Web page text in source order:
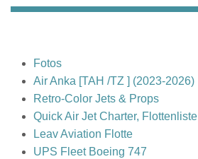
Fotos
Air Anka [TAH /TZ ] (2023-2026)
Retro-Color Jets & Props
Quick Air Jet Charter, Flottenliste
Leav Aviation Flotte
UPS Fleet Boeing 747